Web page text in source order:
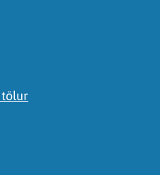
tölur